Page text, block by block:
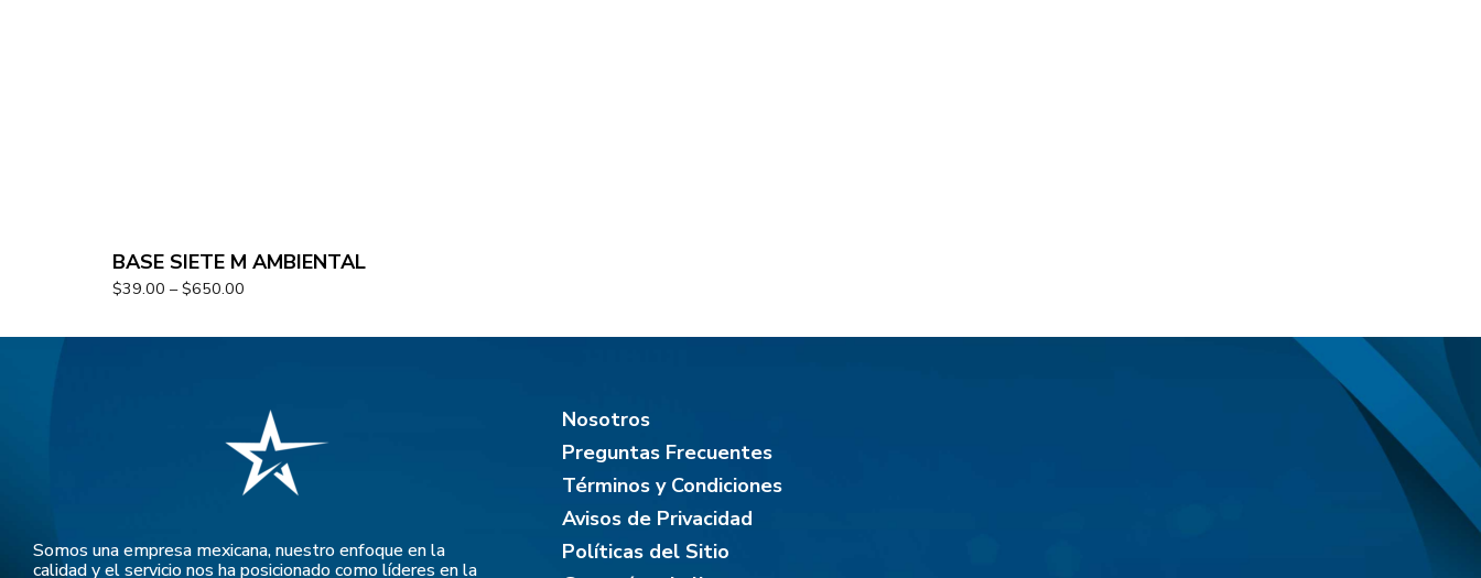
BASE SIETE M AMBIENTAL
$39.00 – $650.00
Somos una empresa mexicana, nuestro enfoque en la
calidad y el servicio nos ha posicionado como líderes en la
Nosotros
Preguntas Frecuentes
Términos y Condiciones
Avisos de Privacidad
Políticas del Sitio